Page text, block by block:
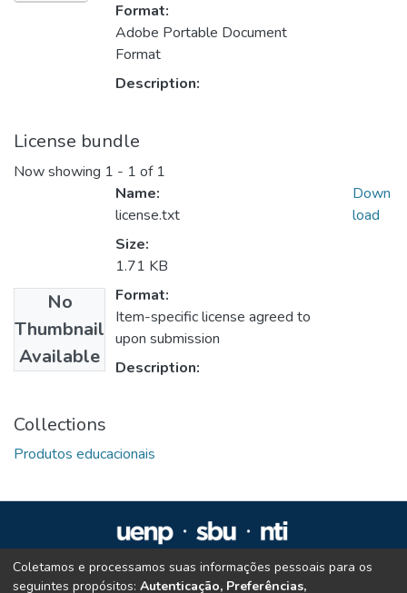
Format:
Adobe Portable Document
Format
Description:
License bundle
Now showing 1 - 1 of 1
No
Thumbnail
Available
Name:
license.txt
Size:
1.71 KB
Format:
Item-specific license agreed to
upon submission
Description:
Down
load
Collections
Produtos educacionais
Repositório Institucional da UENP
Coletamos e processamos suas informações pessoais para os
seguintes propósitos: Autenticação, Preferências,